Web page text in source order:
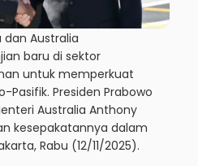
dan Australia
baru di sektor
untuk memperkuat
Pasifik. Presiden Prabowo
Australia Anthony
kesepakatannya dalam
Rabu (12/11/2025).